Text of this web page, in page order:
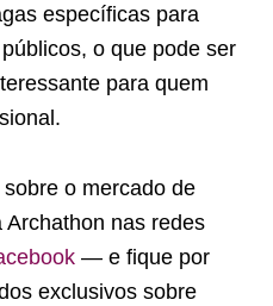
específicas para
o que pode ser
para quem
o mercado de
nas redes
— e fique por
exclusivos sobre